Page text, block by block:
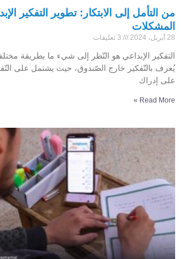
من التأمل إلى الابتكار: تطوير التفكير
المشكلات
28 أبريل، 2024
التفكير الإبداعي هو النّظر إلى شيء ما بطريقة
يُعرف بالتّفكير خارج الصّندوق، حيث يشتمل على
على إدراك
Read More »